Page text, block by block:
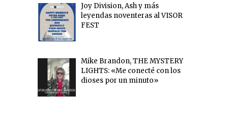
Joy Division, Ash y más
leyendas noventeras al VISOR
FEST
Mike Brandon, THE MYSTERY
LIGHTS: «Me conecté con los
dioses por un minuto»